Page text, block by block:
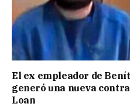
El ex empleador de
generó una nueva
Loan